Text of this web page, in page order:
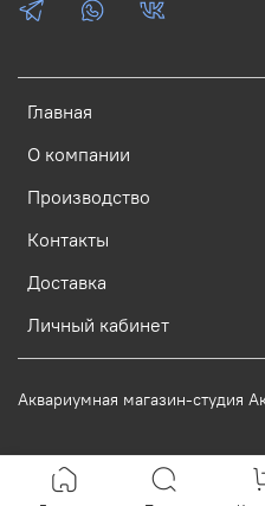
Главная
О компании
Производство
Контакты
Доставка
Личный кабинет
Аквариумная магазин-студия